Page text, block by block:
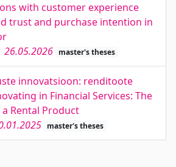
with customer experience
trust and purchase intention in
26.05.2026 master's theses
innovatsioon: renditoote
in Financial Services: The
Rental Product
master's theses